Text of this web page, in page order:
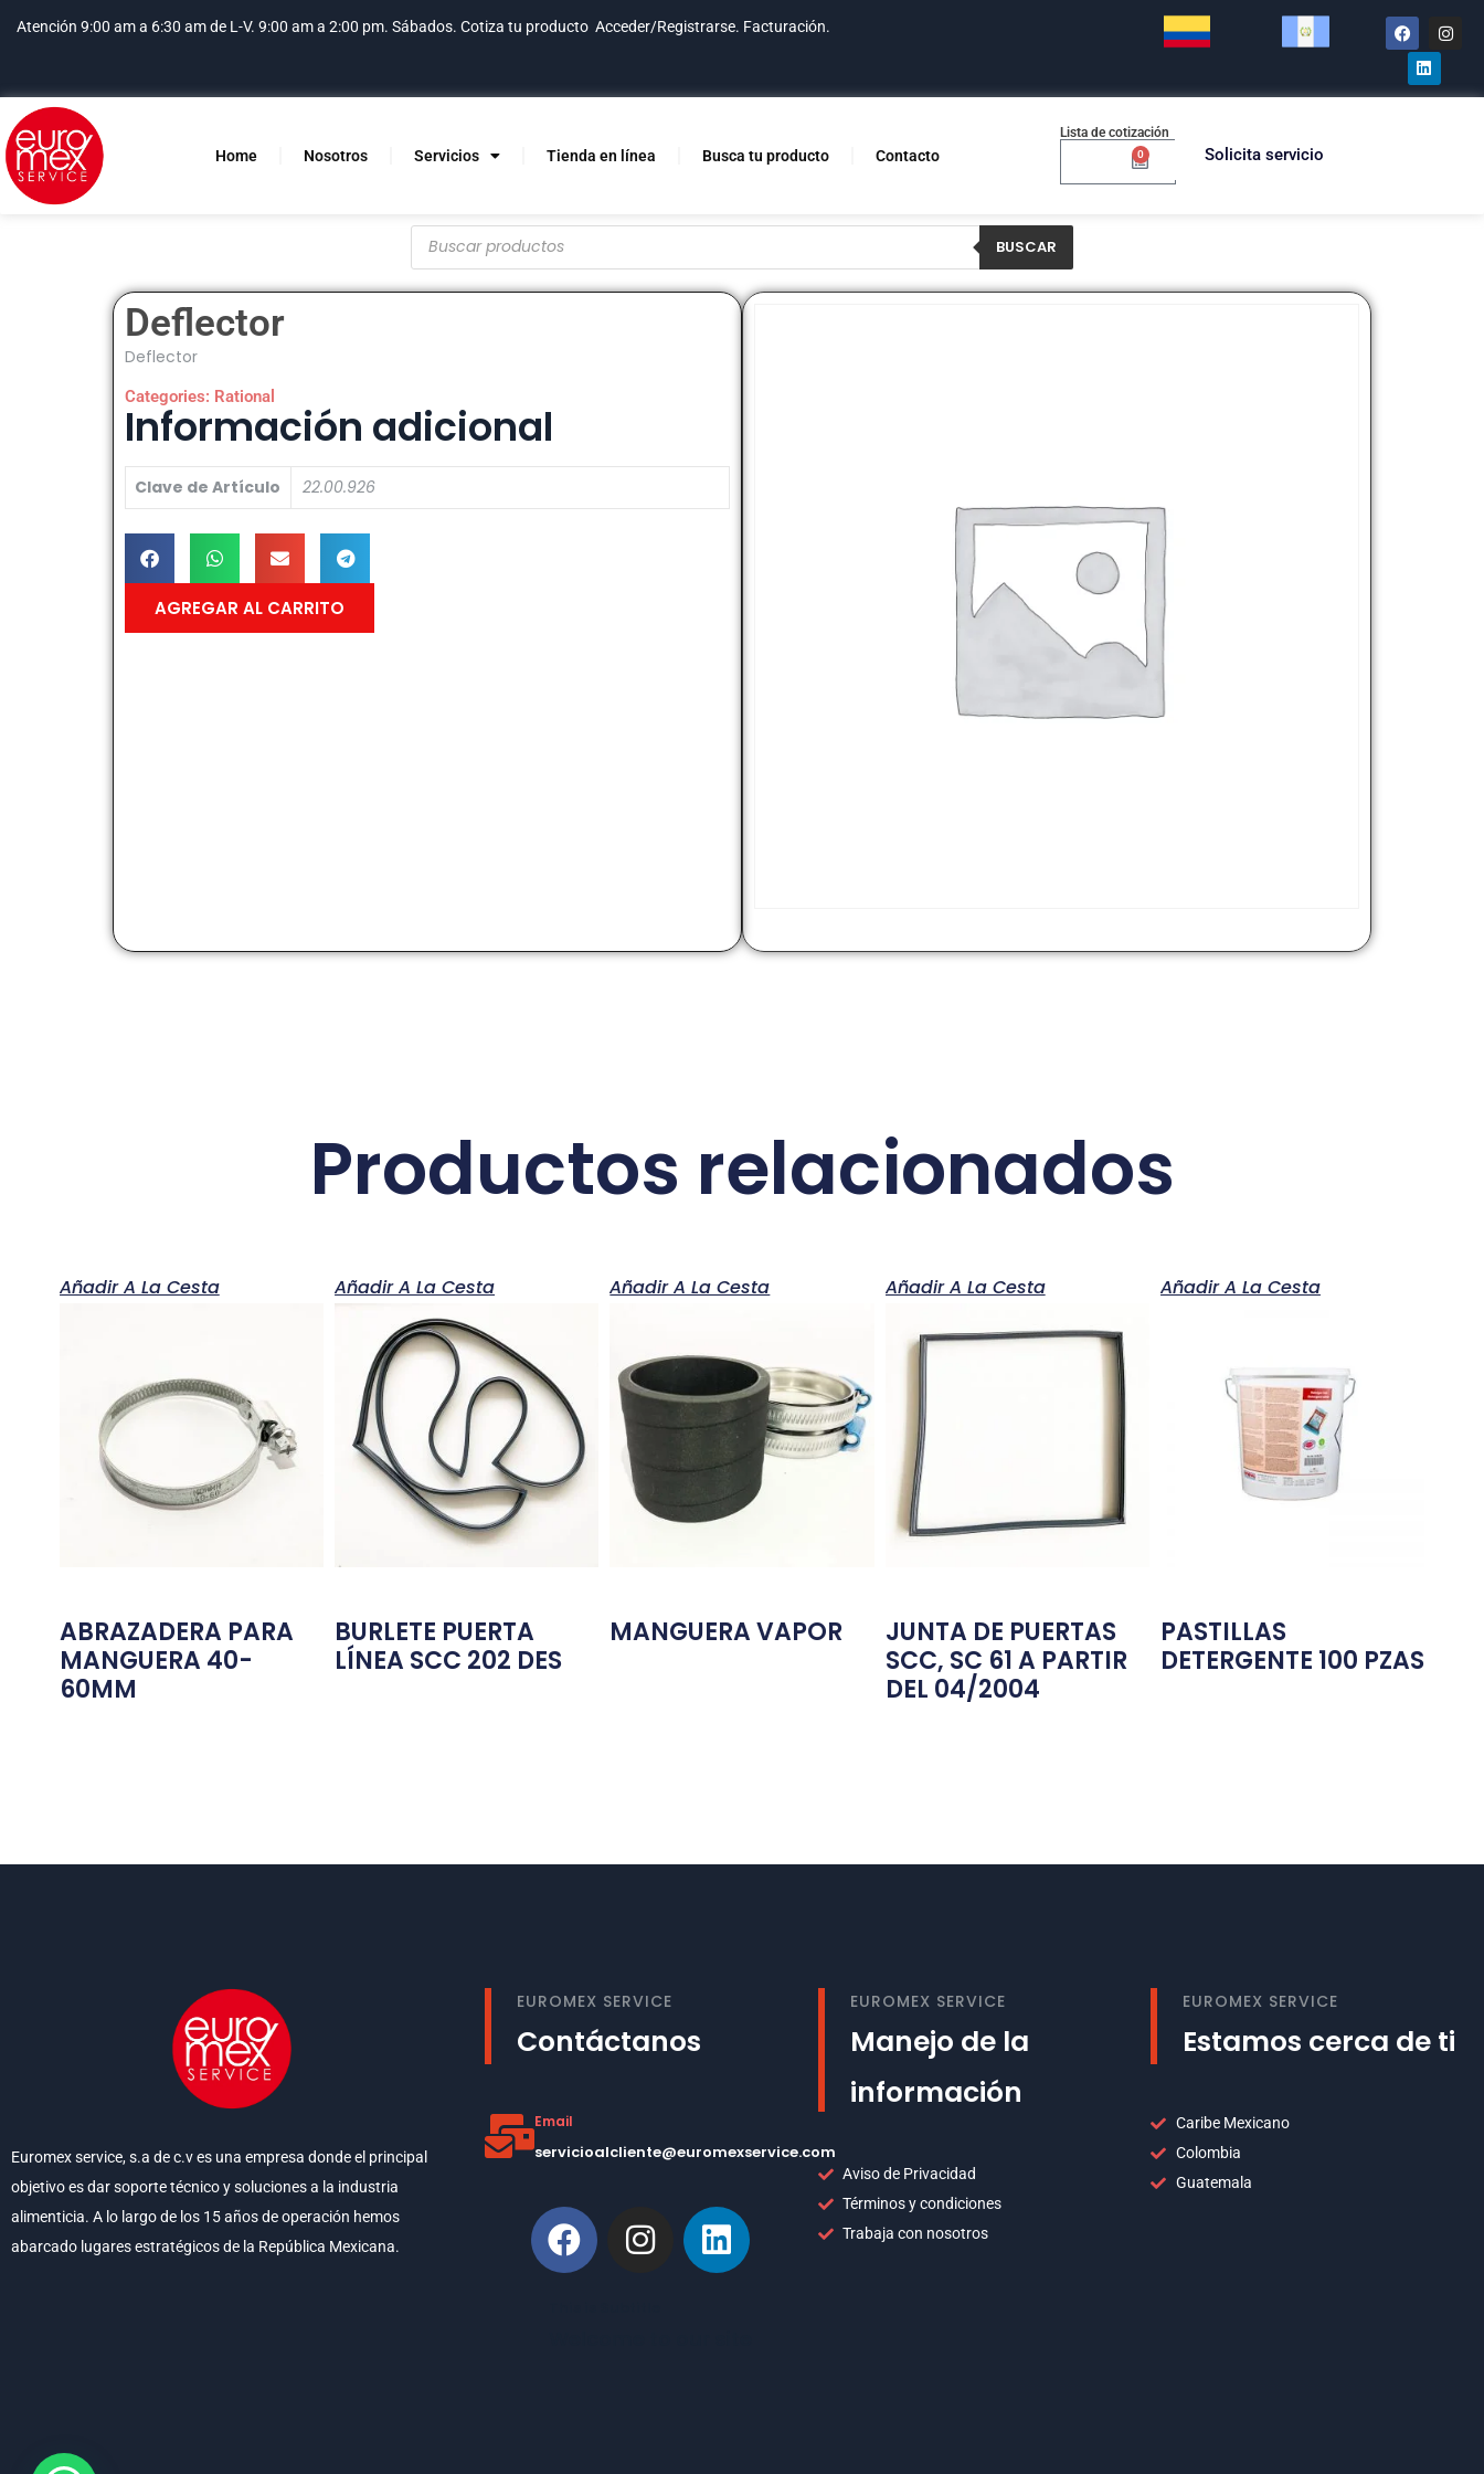
Atención 9:00 am a 6:30 am de L-V. 9:00 am a 2:00 pm. Sábados. Cotiza tu producto Acceder/Registrarse. Facturación.
Home Nosotros Servicios Tienda en línea Busca tu producto Contacto
Lista de cotización
0 Solicita servicio
BUSCAR
Deflector
Deflector
Categories: Rational
Información adicional
Clave de Artículo 22.00.926
AGREGAR AL CARRITO
Productos relacionados
Añadir A La Cesta
ABRAZADERA PARA
MANGUERA 40-
60MM
Añadir A La Cesta
BURLETE PUERTA
LÍNEA SCC 202 DES
Añadir A La Cesta
MANGUERA VAPOR
Añadir A La Cesta
JUNTA DE PUERTAS
SCC, SC 61 A PARTIR
DEL 04/2004
Añadir A La Cesta
PASTILLAS
DETERGENTE 100 PZAS
Euromex service, s.a de c.v es una empresa donde el principal
objetivo es dar soporte técnico y soluciones a la industria
alimenticia. A lo largo de los 15 años de operación hemos
abarcado lugares estratégicos de la República Mexicana.
EUROMEX SERVICE
Contáctanos
Email
servicioalcliente@euromexservice.com
EUROMEX SERVICE
Manejo de la
información
Aviso de Privacidad
Términos y condiciones
Trabaja con nosotros
EUROMEX SERVICE
Estamos cerca de ti
Caribe Mexicano
Colombia
Guatemala